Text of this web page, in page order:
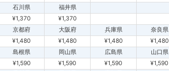
石川県
福井県
¥1,370 ¥1,370
京都府 大阪府 兵庫県 奈良県
¥1,480 ¥1,480 ¥1,480 ¥1,480
島根県 岡山県 広島県
山口県
¥1,590 ¥1,590 ¥1,590 ¥1,590